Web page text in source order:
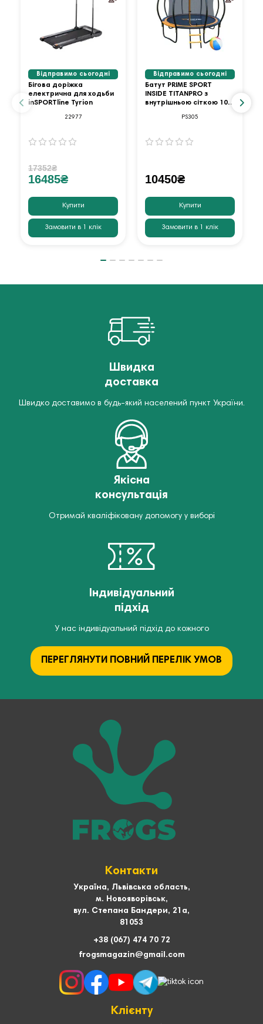
Відправимо сьогодні
Бігова доріжка
електрична для ходьби
inSPORTline Tyrion
22977
17352₴
16485₴
Купити
Замовити в 1 клік
Відправимо сьогодні
Батут PRIME SPORT
INSIDE TITANPRO з
внутрішньою сіткою 10
PS305
10450₴
Купити
Замовити в 1 клік
Швидка
доставка
Швидко доставимо в будь-який населений пункт України.
Якісна
консультація
Отримай кваліфіковану допомогу у виборі
Індивідуальний
підхід
У нас індивідуальний підхід до кожного
ПЕРЕГЛЯНУТИ ПОВНИЙ ПЕРЕЛІК УМОВ
Контакти
Україна, Львівська область,
м. Новояворівськ,
вул. Степана Бандери, 21а,
81053
+38 (067) 474 70 72
frogsmagazin@gmail.com
Клієнту